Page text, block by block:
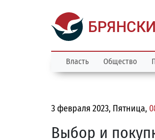
Власть Общество
3 февраля 2023, Пятница,
Выбор и